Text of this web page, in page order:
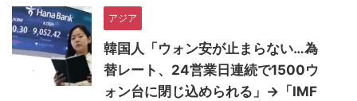
アジア
韓国人「ウォン安が止まらない…為
替レート、24営業日連続で1500ウ
ォン台に閉じ込められる」→「IMF